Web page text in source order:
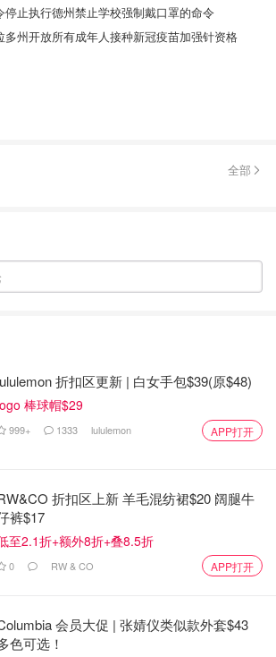
，就是一路向北一直開，早上八點半從灣
去吃午餐休息一下，因為想去
園走走，所以我們小小繞了一下路到
的住宿。
停止执行德州禁止学校强制戴口罩的命令
多州开放所有成年人接种新冠疫苗加强针资格
全部
折扣区更新 | 白女手包$39(原$48)
棒球帽$29
999+ 1333 lululemon APP打开
折扣区上新 羊毛混纺裙$20 阔腿牛
裤$17
至2.1折+额外8折+叠8.5折
0 RW & CO APP打开
会员大促 | 张婧仪类似款外套$43
色可选！